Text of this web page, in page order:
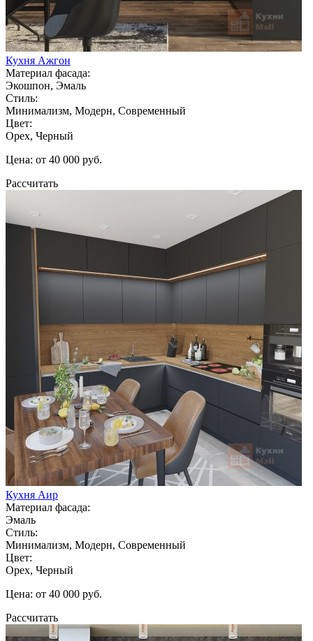
Кухня Ажгон
Материал фасада:
Экошпон, Эмаль
Стиль:
Минимализм, Модерн, Современный
Цвет:
Орех, Черный
Цена: от 40 000 руб.
Рассчитать
Кухня Аир
Материал фасада:
Эмаль
Стиль:
Минимализм, Модерн, Современный
Цвет:
Орех, Черный
Цена: от 40 000 руб.
Рассчитать